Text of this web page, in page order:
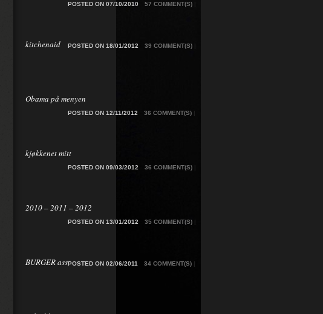
57 COMMENT(S)
POSTED ON 07/10/2010
kitchenaid 39 COMMENT(S)
POSTED ON 18/01/2012
Obama på menyen
36 COMMENT(S)
POSTED ON 12/11/2012
kjøkkenet mitt
36 COMMENT(S) |
POSTED ON 09/03/2012
2010 – 2011 – 2012
35 COMMENT(S) |
POSTED ON 13/01/2012
BURGER ass 34 COMMENT(S) |
POSTED ON 02/06/2011